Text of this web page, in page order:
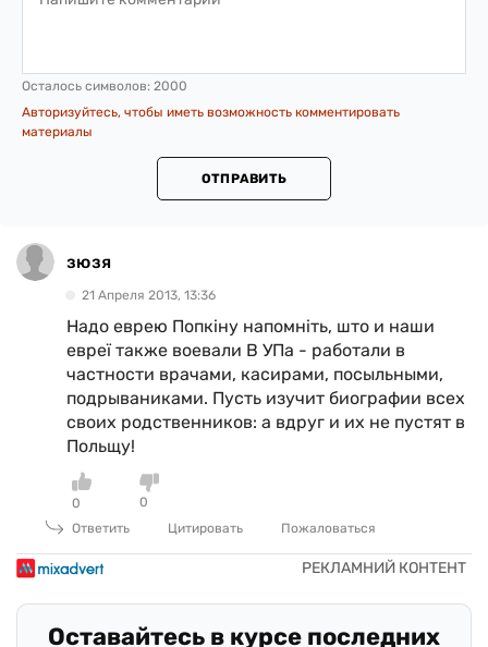
Осталось символов: 2000
Авторизуйтесь, чтобы иметь возможность комментировать
материалы
ОТПРАВИТЬ
зюзя
21 Апреля 2013, 13:36
Надо еврею Попкіну напомніть, што и наши
евреї также воевали В УПа - работали в
частности врачами, касирами, посыльными,
подрываниками. Пусть изучит биографии всех
своих родственников: а вдруг и их не пустят в
Польщу!
0
0
Ответить
Цитировать Пожаловаться
Оставайтесь в курсе последних